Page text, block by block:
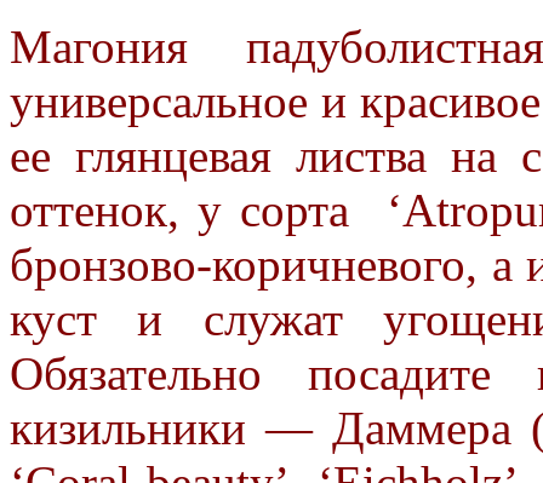
Магония
универсальное и
ее глянцевая листва на
оттенок, у сорта
бронзово-коричневого,
куст и служат
Обязательно
кизильники — Даммера